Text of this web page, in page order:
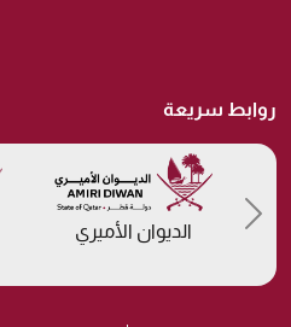
روابط سريعة
الديوان الأميري
Previous